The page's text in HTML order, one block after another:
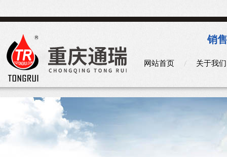
销
网站首页 关于我们